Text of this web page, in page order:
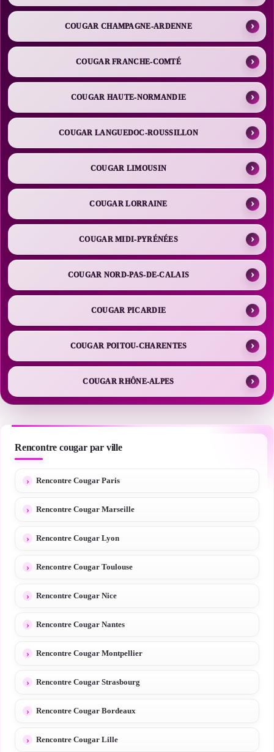
COUGAR CHAMPAGNE-ARDENNE
COUGAR FRANCHE-COMTÉ
COUGAR HAUTE-NORMANDIE
COUGAR LANGUEDOC-ROUSSILLON
COUGAR LIMOUSIN
COUGAR LORRAINE
COUGAR MIDI-PYRÉNÉES
COUGAR NORD-PAS-DE-CALAIS
COUGAR PICARDIE
COUGAR POITOU-CHARENTES
COUGAR RHÔNE-ALPES
Rencontre cougar par ville
Rencontre Cougar Paris
Rencontre Cougar Marseille
Rencontre Cougar Lyon
Rencontre Cougar Toulouse
Rencontre Cougar Nice
Rencontre Cougar Nantes
Rencontre Cougar Montpellier
Rencontre Cougar Strasbourg
Rencontre Cougar Bordeaux
Rencontre Cougar Lille